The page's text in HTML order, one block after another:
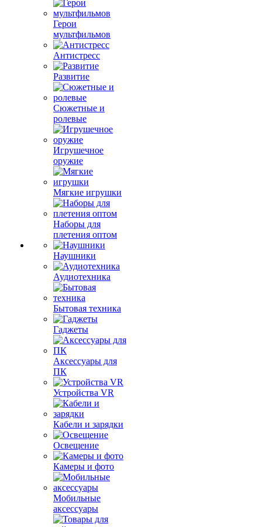
Герои
мультфильмов
Антистресс
Развитие
Сюжетные и
ролевые
Игрушечное
оружие
Мягкие игрушки
Наборы для
плетения оптом
Наушники
Аудиотехника
Бытовая техника
Гаджеты
Аксессуары для
ПК
Устройства VR
Кабели и зарядки
Освещение
Камеры и фото
Мобильные
аксессуары